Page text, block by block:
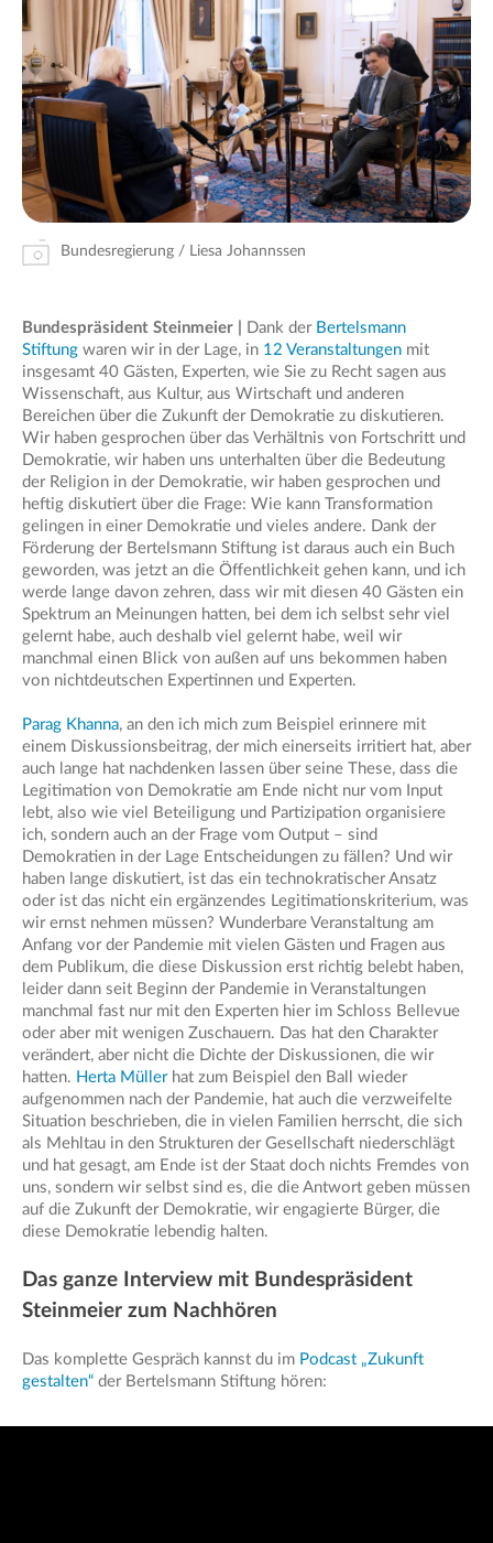
Bundesregierung / Liesa Johannssen
Bundespräsident Steinmeier | Dank der Bertelsmann
Stiftung waren wir in der Lage, in 12 Veranstaltungen mit
insgesamt 40 Gästen, Experten, wie Sie zu Recht sagen aus
Wissenschaft, aus Kultur, aus Wirtschaft und anderen
Bereichen über die Zukunft der Demokratie zu diskutieren.
Wir haben gesprochen über das Verhältnis von Fortschritt und
Demokratie, wir haben uns unterhalten über die Bedeutung
der Religion in der Demokratie, wir haben gesprochen und
heftig diskutiert über die Frage: Wie kann Transformation
gelingen in einer Demokratie und vieles andere. Dank der
Förderung der Bertelsmann Stiftung ist daraus auch ein Buch
geworden, was jetzt an die Öffentlichkeit gehen kann, und ich
werde lange davon zehren, dass wir mit diesen 40 Gästen ein
Spektrum an Meinungen hatten, bei dem ich selbst sehr viel
gelernt habe, auch deshalb viel gelernt habe, weil wir
manchmal einen Blick von außen auf uns bekommen haben
von nichtdeutschen Expertinnen und Experten.
Parag Khanna, an den ich mich zum Beispiel erinnere mit
einem Diskussionsbeitrag, der mich einerseits irritiert hat, aber
auch lange hat nachdenken lassen über seine These, dass die
Legitimation von Demokratie am Ende nicht nur vom Input
lebt, also wie viel Beteiligung und Partizipation organisiere
ich, sondern auch an der Frage vom Output – sind
Demokratien in der Lage Entscheidungen zu fällen? Und wir
haben lange diskutiert, ist das ein technokratischer Ansatz
oder ist das nicht ein ergänzendes Legitimationskriterium, was
wir ernst nehmen müssen? Wunderbare Veranstaltung am
Anfang vor der Pandemie mit vielen Gästen und Fragen aus
dem Publikum, die diese Diskussion erst richtig belebt haben,
leider dann seit Beginn der Pandemie in Veranstaltungen
manchmal fast nur mit den Experten hier im Schloss Bellevue
oder aber mit wenigen Zuschauern. Das hat den Charakter
verändert, aber nicht die Dichte der Diskussionen, die wir
hatten. Herta Müller hat zum Beispiel den Ball wieder
aufgenommen nach der Pandemie, hat auch die verzweifelte
Situation beschrieben, die in vielen Familien herrscht, die sich
als Mehltau in den Strukturen der Gesellschaft niederschlägt
und hat gesagt, am Ende ist der Staat doch nichts Fremdes von
uns, sondern wir selbst sind es, die die Antwort geben müssen
auf die Zukunft der Demokratie, wir engagierte Bürger, die
diese Demokratie lebendig halten.
Das ganze Interview mit Bundespräsident
Steinmeier zum Nachhören
Das komplette Gespräch kannst du im Podcast „Zukunft
gestalten“ der Bertelsmann Stiftung hören: